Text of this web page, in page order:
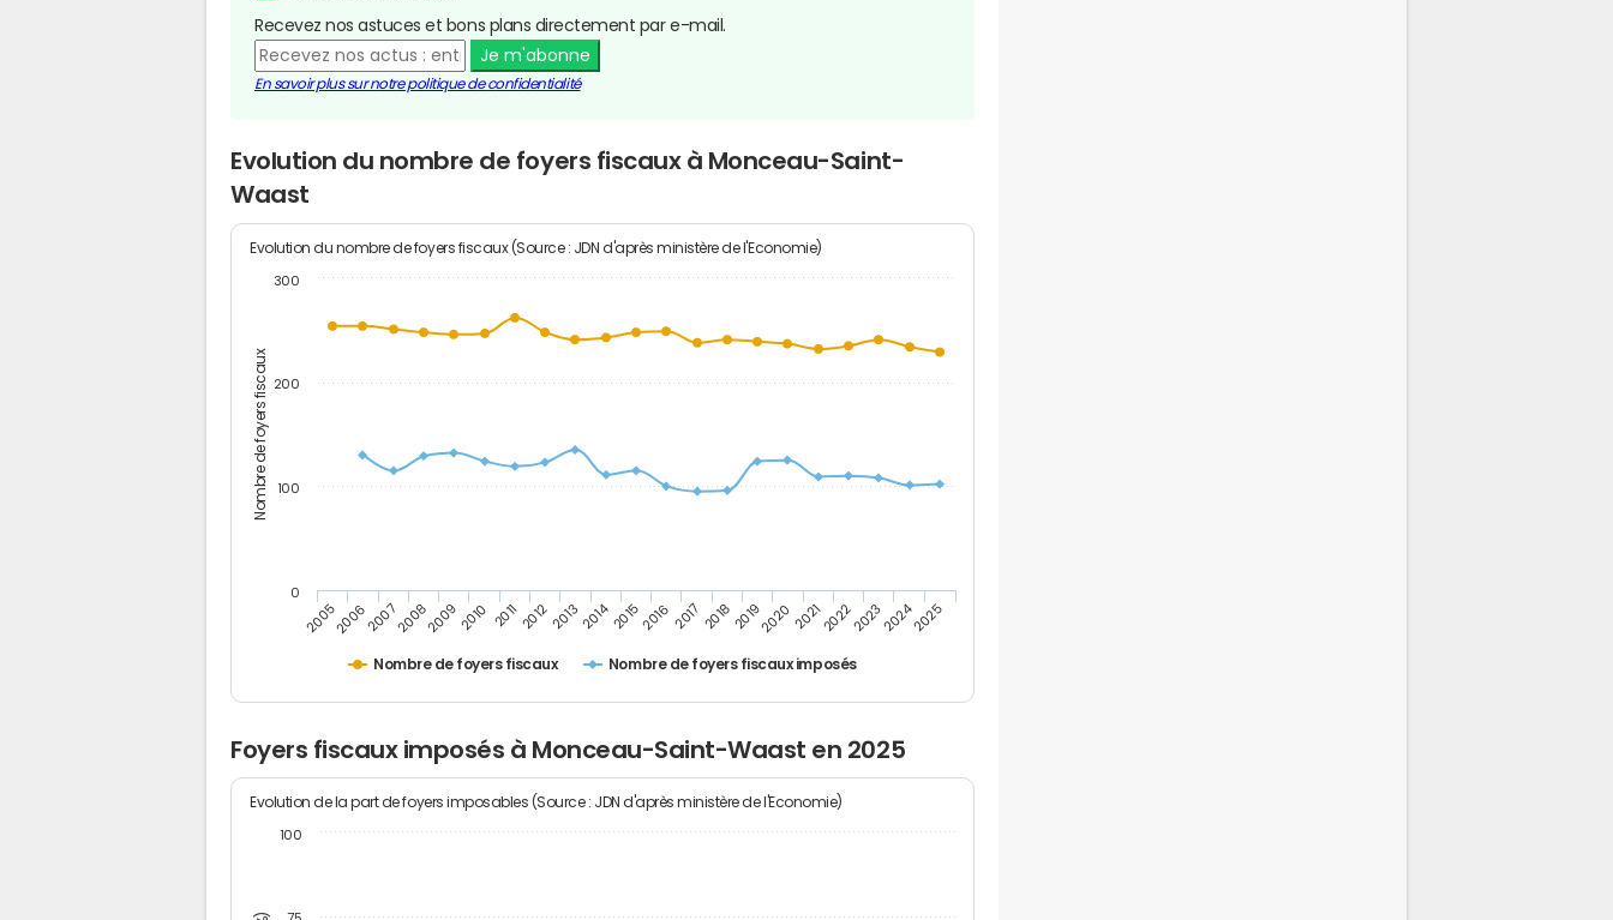
Recevez nos astuces et bons plans directement par e-mail.
Je m'abonne
En savoir plus sur notre politique de confidentialité
Evolution du nombre de foyers fiscaux à Monceau-Saint-
Waast
Nombre de foyers fiscaux
Evolution du nombre de foyers fiscaux (Source : JDN d'après ministère de l'Economie)
Nombre de foyers fiscaux Nombre de foyers fiscaux imposés
200520062007200820092010 201120122013201420152016 2017 20182019202020212022202320242025
0
100
200
300
Foyers fiscaux imposés à Monceau-Saint-Waast en 2025
Evolution de la part de foyers imposables (Source : JDN d'après ministère de l'Economie)
100